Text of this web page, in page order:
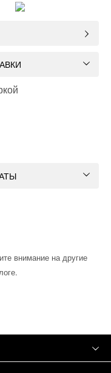
внимание на другие